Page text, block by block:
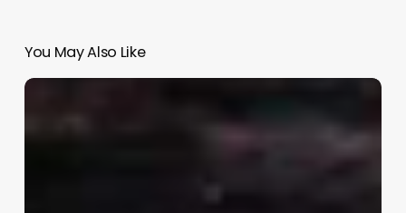
You May Also Like
Rusia